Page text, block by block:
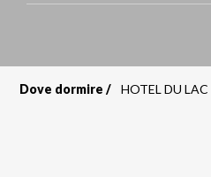
Dove dormire HOTEL DU LAC